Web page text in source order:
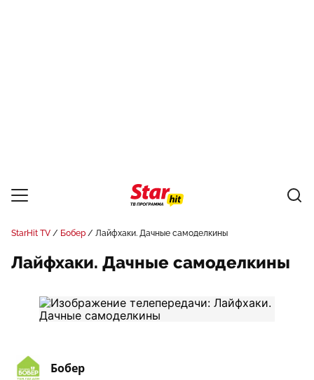
StarHit TV Бобер Лайфхаки. Дачные самоделкины
Лайфхаки. Дачные самоделкины
Бобер